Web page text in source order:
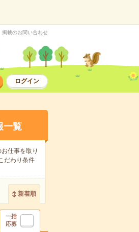
掲載のお問い合わせ
ログイン
一覧
仕事を取り
だわり条件
新着順
一括
応募